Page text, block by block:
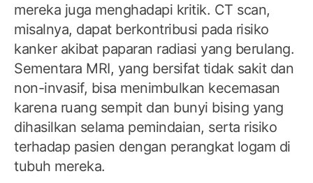
mereka juga menghadapi kritik. CT scan,
misalnya, dapat berkontribusi pada risiko
kanker akibat paparan radiasi yang berulang.
Sementara MRI, yang bersifat tidak sakit dan
non-invasif, bisa menimbulkan kecemasan
karena ruang sempit dan bunyi bising yang
dihasilkan selama pemindaian, serta risiko
terhadap pasien dengan perangkat logam di
tubuh mereka.